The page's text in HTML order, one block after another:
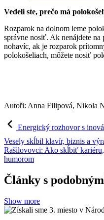
Vedeli ste, prečo má
Rozparok na dolnom leme
správne nosiť. Ak nenájdete
nohavíc, ak je rozparok
polokošeliach, môžete nosiť
Autoři: Anna Filipová, Nikola
Energický rozhovor s
Vesely skĺbil klavír, biznis a
Rašilovovci: Ako skĺbiť
humorom
Články s
Show more